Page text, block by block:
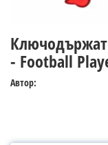
- Football
Автор: